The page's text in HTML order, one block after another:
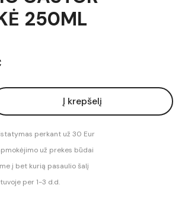
250ML
Į krepšelį
perkant už 30 Eur
už prekes būdai
į bet kurią pasaulio šalį
per 1-3 d.d.